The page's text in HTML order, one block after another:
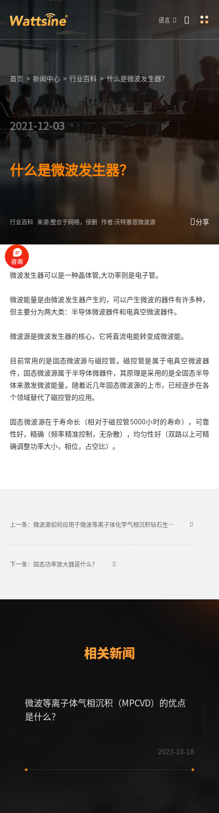
语言
首页 > 新闻中心 > 行业百科 > 什么是微波发生器？
2021-12-03
什么是微波发生器？
行业百科 来源:整合于网络，侵删 作者:沃特塞恩微波源 分享
微波发生器可以是一种晶体管,大功率则是电子管。
微波能量是由微波发生器产生的，可以产生微波的器件有许多种，
但主要分为两大类：半导体微波器件和电真空微波器件。
微波源是微波发生器的核心，它将直流电能转变成微波能。
目前常用的是固态微波源与磁控管。磁控管是属于电真空微波器
件，固态微波源属于半导体微器件，其原理是采用的是全固态半导
体来激发微波能量。随着近几年固态微波源的上市，已经逐步在各
个领域替代了磁控管的应用。
固态微波源在于寿命长（相对于磁控管5000小时的寿命），可靠
性好，精确（频率精准控制，无杂散），均匀性好（双路以上可精
确调整功率大小，相位，占空比）。
上一条：微波源如何应用于微波等离子体化学气相沉积钻石生长工艺的？
下一条：固态功率放大器是什么？
相关新闻
微波等离子体气相沉积（MPCVD）的优点
是什么？
2023-10-18